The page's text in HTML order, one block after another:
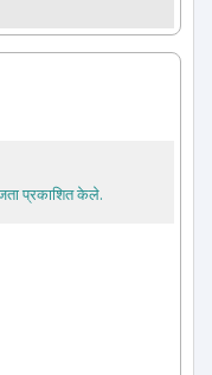
प्रकाशित केले.